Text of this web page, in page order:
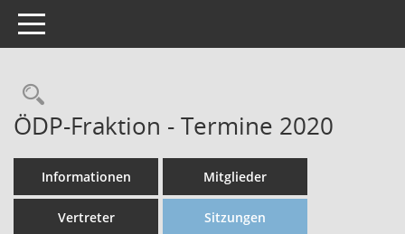
Toggle navigation
ÖDP-Fraktion - Termine 2020
Informationen Mitglieder
Vertreter Sitzungen